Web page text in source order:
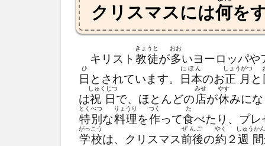
クリスマスには何を
キリスト 教徒
きょうと
が多
おお
いヨーロッパや
日
ひ
とされています。 日本
にほん
のお正月
しょうがつ
と
は祝日
しゅくじつ
で、ほとんどの店
みせ
が休
やす
みに
特別
とくべつ
な料理
りょうり
を作
つく
って食
た
べたり、プレ
学校
がっこう
は、クリスマス前後
ぜんご
の約
やく
２ 週間
しゅうかん